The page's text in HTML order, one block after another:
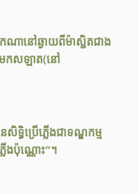
ណានៅឆ្ងាយពីម៉ាស្ជិតជាង
មកសឡាត(នៅ
ទិ្ធប្រើភ្លើងជាទណ្ឌកម្ម
ងប៉ុណ្ណោះ”។